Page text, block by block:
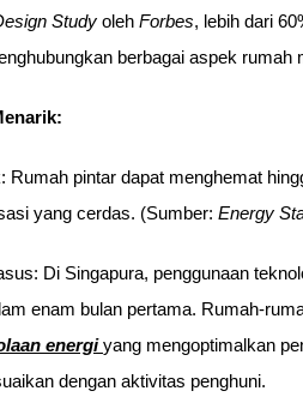
Study oleh Forbes, lebih dari
berbagai aspek
Rumah pintar dapat menghemat
yang cerdas. (Sumber: Energy
Di Singapura, penggunaan
enam bulan pertama. Rumah-
energi yang mengoptimalkan
dengan aktivitas penghuni.